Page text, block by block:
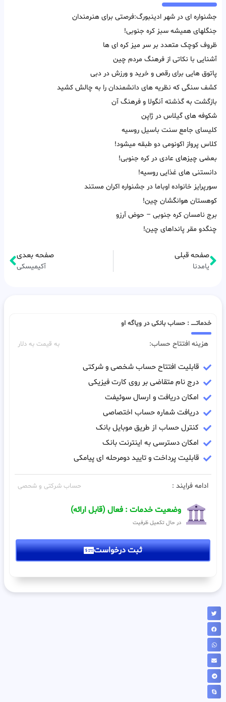
جشنواره ای در شهر ادینبورگ:فرصتی برای هنرمندان
جنگلهای همیشه سبز کره جنوبی!
ظروف کوچک متعدد بر سر میز کره ای ها
آشنایی با نکاتی از فرهنگ مردم چین
پاتوق هایی برای رقص و خرید و ورزش در دبی
کشف سنگی که نظریه های دانشمندان را به چالش کشید
بازگشت به گذشته آنگولا و فرهنگ آن
شکوفه های گیلاس در ژاپن
کلیسای جامع سنت باسیل روسیه
کلاس پرواز اکونومی دو طبقه میشود!
بعضی چیزهای عادی در کره جنوبی!
دانستنی های غذایی روسیه!
سورپرایز خانواده اوباما در جشنواره اکران مستند
کوهستان هوانگشان چین!
برج نامسان کره جنوبی – حوض آرزو
چنگدو مقر پانداهای چین!
صفحه قبلی
یامدنا
صفحه بعدی
آکیمیسکی
خدماتـــــ : حساب بانکی در ویاگه او
هزینه افتتاح حساب: به قیمت به دلار
قابلیت افتتاح حساب شخصی و شرکتی
درج نام متقاضی بر روی کارت فیزیکی
امکان دریافت و ارسال سوئیفت
دریافت شماره حساب اختصاصی
کنترل حساب از طریق موبایل بانک
امکان دسترسی به اینترنت بانک
قابلیت پرداخت و تایید دومرحله ای پیامکی
ادامه فرایند : حساب شرکتی و شحصی
وضعیت خدمات : فعال (قابل ارائه)
در حال تکمیل ظرفیت
ثبت درخواست